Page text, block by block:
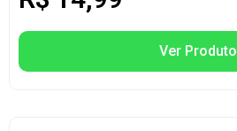
Ver Produto